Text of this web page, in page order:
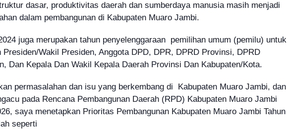
dasar, produktivitas daerah dan sumberdaya manusia masih menjadi
dalam pembangunan di Kabupaten Muaro Jambi.
juga merupakan tahun penyelenggaraan pemilihan umum (pemilu) untuk
Presiden/Wakil Presiden, Anggota DPD, DPR, DPRD Provinsi, DPRD
Dan Kepala Dan Wakil Kepala Daerah Provinsi Dan Kabupaten/Kota.
permasalahan dan isu yang berkembang di Kabupaten Muaro Jambi, dan
pada Rencana Pembangunan Daerah (RPD) Kabupaten Muaro Jambi
saya menetapkan Prioritas Pembangunan Kabupaten Muaro Jambi Tahun
seperti